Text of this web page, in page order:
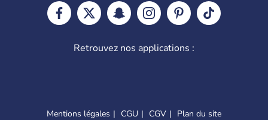
Retrouvez nos applications :
Mentions légales CGU CGV Plan du site